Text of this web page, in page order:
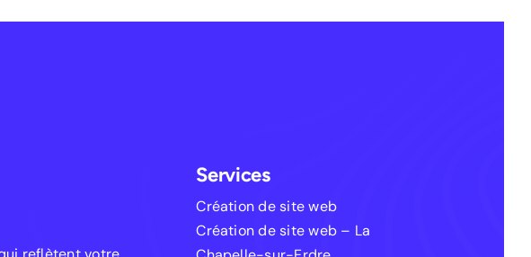
Services
Création de site web
Création de site web – La